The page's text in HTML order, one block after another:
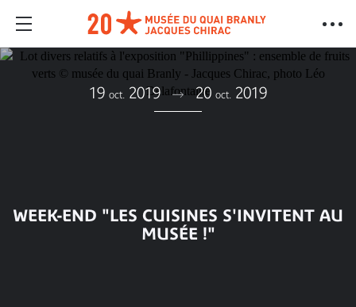
19 oct. 2019 20 oct. 2019
WEEK-END "LES CUISINES S'INVITENT AU
MUSÉE !"